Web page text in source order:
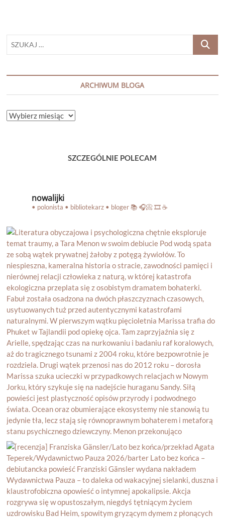
SZUKAJ
ARCHIWUM BLOGA
ARCHIWUM
SZCZEGÓLNIE POLECAM
nowalijki
• polonista • bibliotekarz • bloger📚 🎧📀 🎞️ ☕️